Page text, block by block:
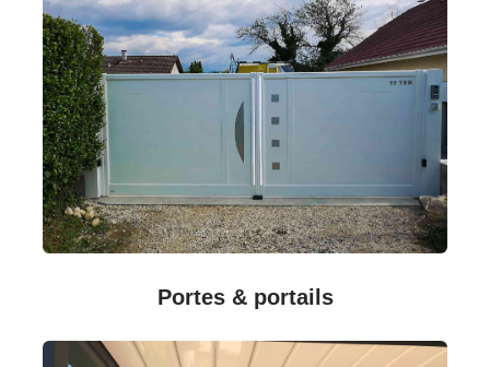
Portes & portails